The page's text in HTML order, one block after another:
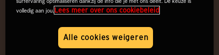
volledig aan jou.Lees meer over ons cookiebeleid
Alle cookies weigeren